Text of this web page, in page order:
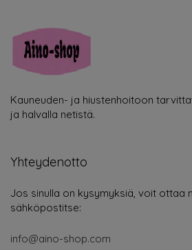
Kauneuden- ja hiustenhoitoon
ja halvalla netistä.
Yhteydenotto
Jos sinulla on kysymyksiä, voit ottaa
sähköpostitse:
info@aino-shop.com